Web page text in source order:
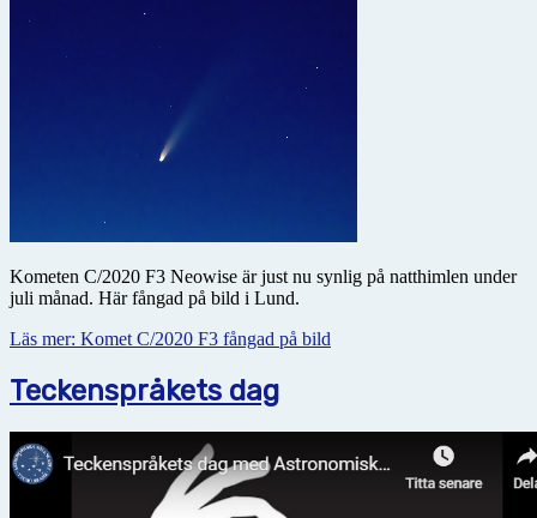
Kometen C/2020 F3 Neowise är just nu synlig på natthimlen under
juli månad. Här fångad på bild i Lund.
Läs mer: Komet C/2020 F3 fångad på bild
Teckenspråkets dag